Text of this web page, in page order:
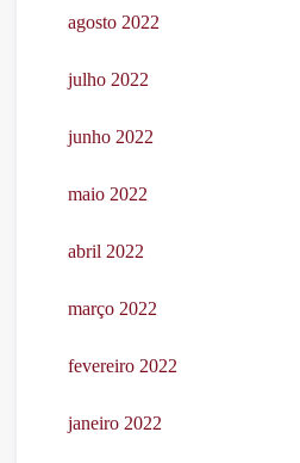
agosto 2022
julho 2022
junho 2022
maio 2022
abril 2022
março 2022
fevereiro 2022
janeiro 2022